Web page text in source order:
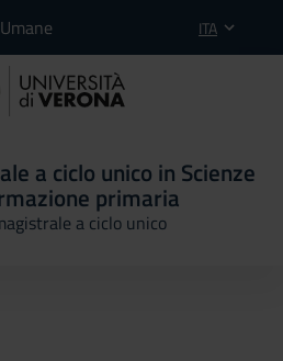
ITA
a ciclo unico in Scienze
primaria
a ciclo unico